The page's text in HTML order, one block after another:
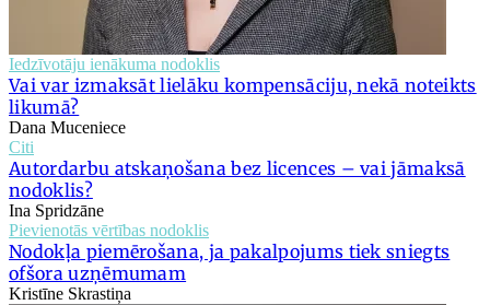
Iedzīvotāju ienākuma nodoklis
Vai var izmaksāt lielāku kompensāciju, nekā noteikts
likumā?
Dana Muceniece
Citi
Autordarbu atskaņošana bez licences – vai jāmaksā
nodoklis?
Ina Spridzāne
Pievienotās vērtības nodoklis
Nodokļa piemērošana, ja pakalpojums tiek sniegts
ofšora uzņēmumam
Kristīne Skrastiņa